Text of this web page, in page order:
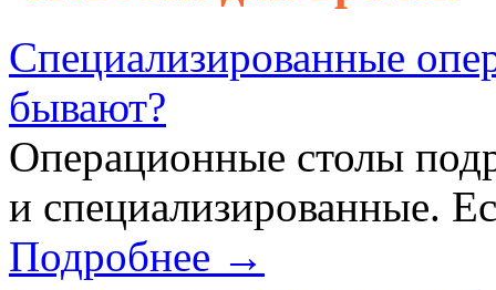
Специализированные
бывают?
Операционные столы
и специализированные.
Подробнее →